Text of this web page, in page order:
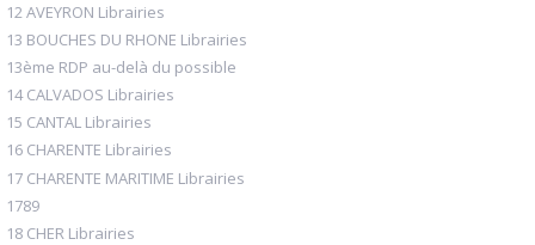
12 AVEYRON Librairies
13 BOUCHES DU RHONE Librairies
13ème RDP au-delà du possible
14 CALVADOS Librairies
15 CANTAL Librairies
16 CHARENTE Librairies
17 CHARENTE MARITIME Librairies
1789
18 CHER Librairies